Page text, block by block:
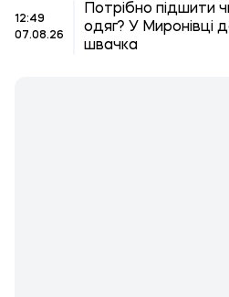
12:49
07.08.26
Потрібно підшити
одяг? У Миронівці
швачка